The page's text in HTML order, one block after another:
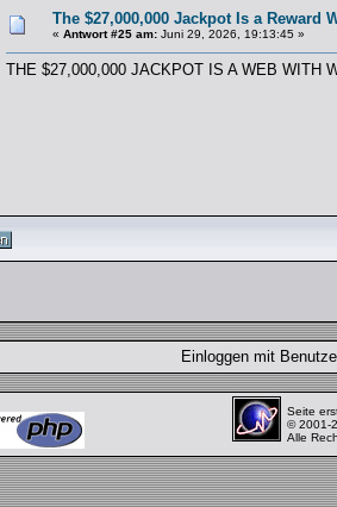
The $27,000,000 Jackpot Is a Reward
« Antwort #25 am: Juni 29, 2026, 19:13:45 »
THE $27,000,000 JACKPOT IS A WEB WITH
Einloggen mit
Seite
© 2001-
Alle